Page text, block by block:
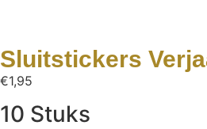
Sluitstickers
€1,95
10 Stuks